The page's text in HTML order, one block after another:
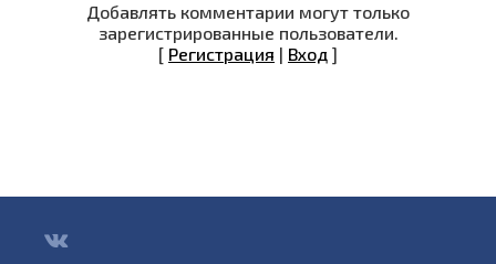
Добавлять комментарии могут только
зарегистрированные пользователи.
[ Регистрация | Вход ]